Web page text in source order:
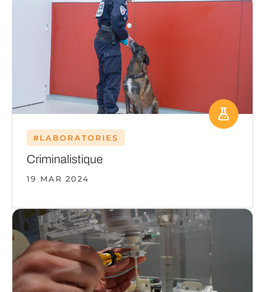
#LABORATORIES
Criminalistique
19 MAR 2024